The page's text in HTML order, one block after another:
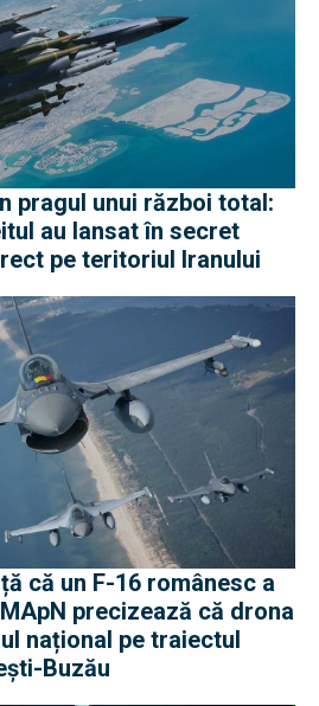
pragul unui război total:
au lansat în secret
pe teritoriul Iranului
că un F-16 românesc a
precizează că drona
național pe traiectul
Buzău